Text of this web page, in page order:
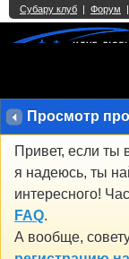
Просмотр
Привет, если ты
я надеюсь, ты
интересного!
FAQ.
А вообще,
2 3 4 5 6 7 8 9 10